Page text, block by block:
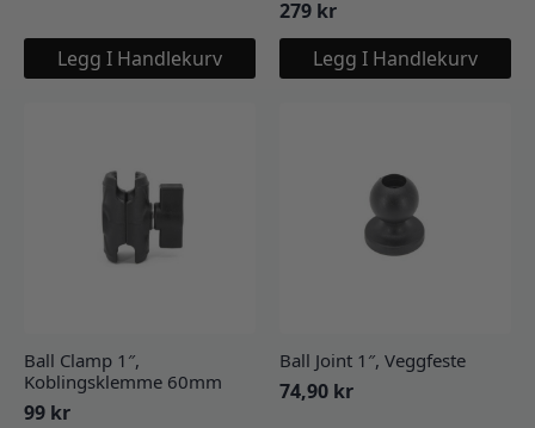
Legg I Handlekurv
279 kr
Legg I Handlekurv
Ball Clamp 1″,
Koblingsklemme 60mm
99 kr
Ball Joint 1″, Veggfeste
74,90 kr